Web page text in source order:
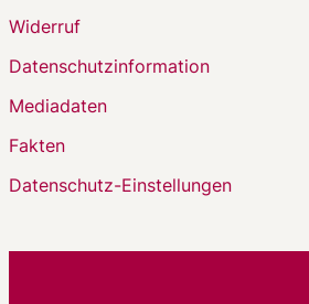
Widerruf
Datenschutzinformation
Mediadaten
Fakten
Datenschutz-Einstellungen